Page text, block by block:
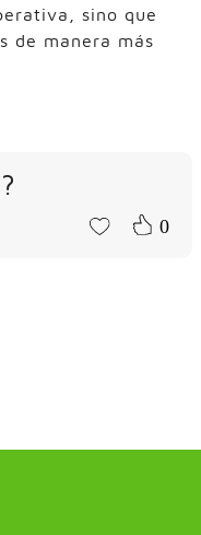
sino que
de manera más
0